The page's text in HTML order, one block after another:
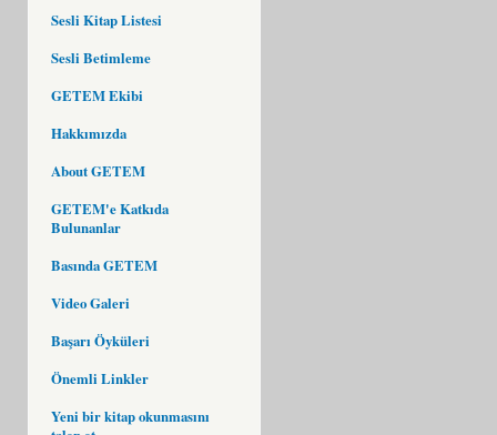
Sesli Kitap Listesi
Sesli Betimleme
GETEM Ekibi
Hakkımızda
About GETEM
GETEM'e Katkıda
Bulunanlar
Basında GETEM
Video Galeri
Başarı Öyküleri
Önemli Linkler
Yeni bir kitap okunmasını